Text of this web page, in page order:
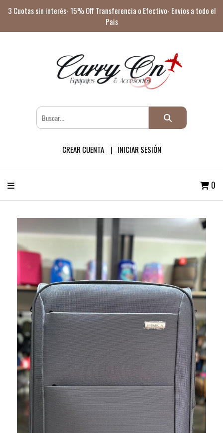
3 Cuotas sin interés- 15% Off Transferencia o Efectivo- Envios a todo el
Pais
CREAR CUENTA INICIAR SESIÓN
0